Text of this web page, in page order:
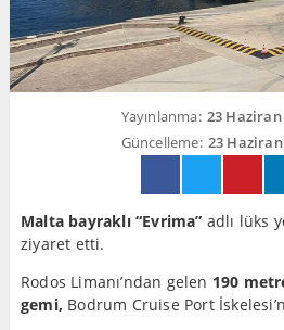
Yayınlanma: 23 Haziran
Güncelleme: 23 Haziran
Malta bayraklı “Evrima” adlı lüks
ziyaret etti.
Rodos Limanı’ndan gelen 190
gemi, Bodrum Cruise Port